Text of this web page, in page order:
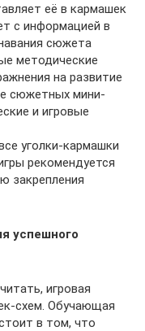
её в кармашек
с информацией в
сюжета
методические
на развитие
сюжетных мини-
и игровые
уголки-кармашки
рекомендуется
закрепления
успешного
игровая
схем. Обучающая
в том, что